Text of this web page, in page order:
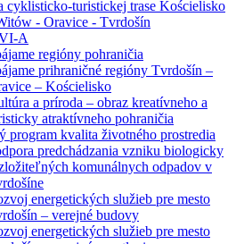
cyklisticko-turistickej trase Kościelisko
- Oravice - Tvrdošín
A
regióny pohraničia
prihraničné regióny Tvrdošín –
– Kościelisko
a príroda – obraz kreatívneho a
atraktívneho pohraničia
program kvalita životného prostredia
predchádzania vzniku biologicky
komunálnych odpadov v
energetických služieb pre mesto
– verejné budovy
energetických služieb pre mesto